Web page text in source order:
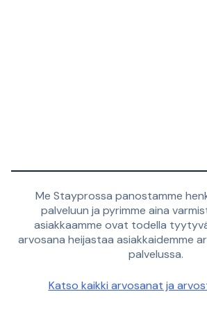
Me Stayprossa panostamme
palveluun ja pyrimme aina
asiakkaamme ovat todella
arvosana heijastaa asiakkaidemme
palvelussa.
Katso kaikki arvosanat ja